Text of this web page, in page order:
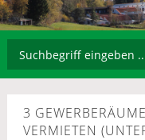
3
VERMIETEN